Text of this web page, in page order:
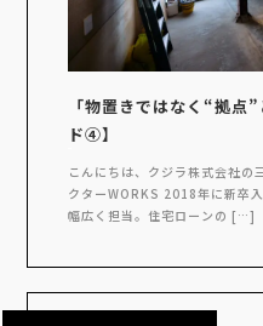
「物置きではなく“拠点
ド④】
こんにちは、クジラ株式会社
クターWORKS 2018年に新卒
幅広く担当。住宅ローンの […]